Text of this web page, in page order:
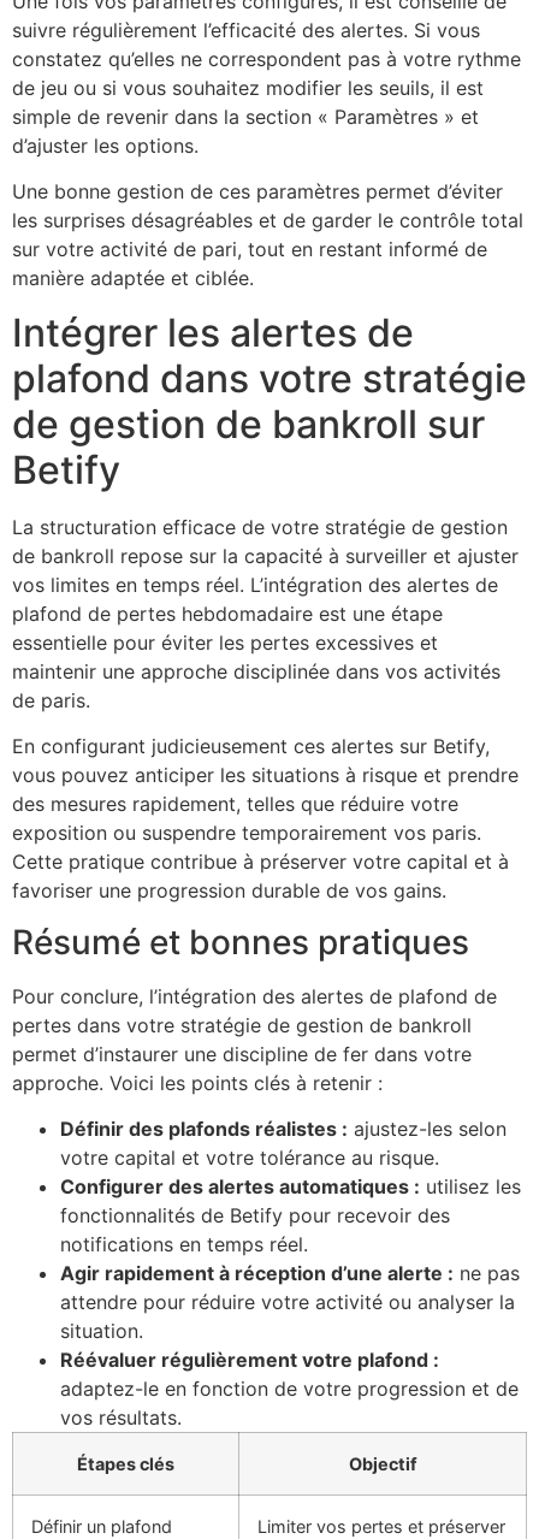
suivre régulièrement l’efficacité des alertes. Si vous
constatez qu’elles ne correspondent pas à votre rythme
de jeu ou si vous souhaitez modifier les seuils, il est
simple de revenir dans la section « Paramètres » et
d’ajuster les options.
Une bonne gestion de ces paramètres permet d’éviter
les surprises désagréables et de garder le contrôle total
sur votre activité de pari, tout en restant informé de
manière adaptée et ciblée.
Intégrer les alertes de
plafond dans votre stratégie
de gestion de bankroll sur
Betify
La structuration efficace de votre stratégie de gestion
de bankroll repose sur la capacité à surveiller et ajuster
vos limites en temps réel. L’intégration des alertes de
plafond de pertes hebdomadaire est une étape
essentielle pour éviter les pertes excessives et
maintenir une approche disciplinée dans vos activités
de paris.
En configurant judicieusement ces alertes sur Betify,
vous pouvez anticiper les situations à risque et prendre
des mesures rapidement, telles que réduire votre
exposition ou suspendre temporairement vos paris.
Cette pratique contribue à préserver votre capital et à
favoriser une progression durable de vos gains.
Résumé et bonnes pratiques
Pour conclure, l’intégration des alertes de plafond de
pertes dans votre stratégie de gestion de bankroll
permet d’instaurer une discipline de fer dans votre
approche. Voici les points clés à retenir :
Définir des plafonds réalistes : ajustez-les selon
votre capital et votre tolérance au risque.
Configurer des alertes automatiques : utilisez les
fonctionnalités de Betify pour recevoir des
notifications en temps réel.
Agir rapidement à réception d’une alerte : ne pas
attendre pour réduire votre activité ou analyser la
situation.
Réévaluer régulièrement votre plafond :
adaptez-le en fonction de votre progression et de
vos résultats.
Étapes clés Objectif
Définir un plafond
Limiter vos pertes et préserver